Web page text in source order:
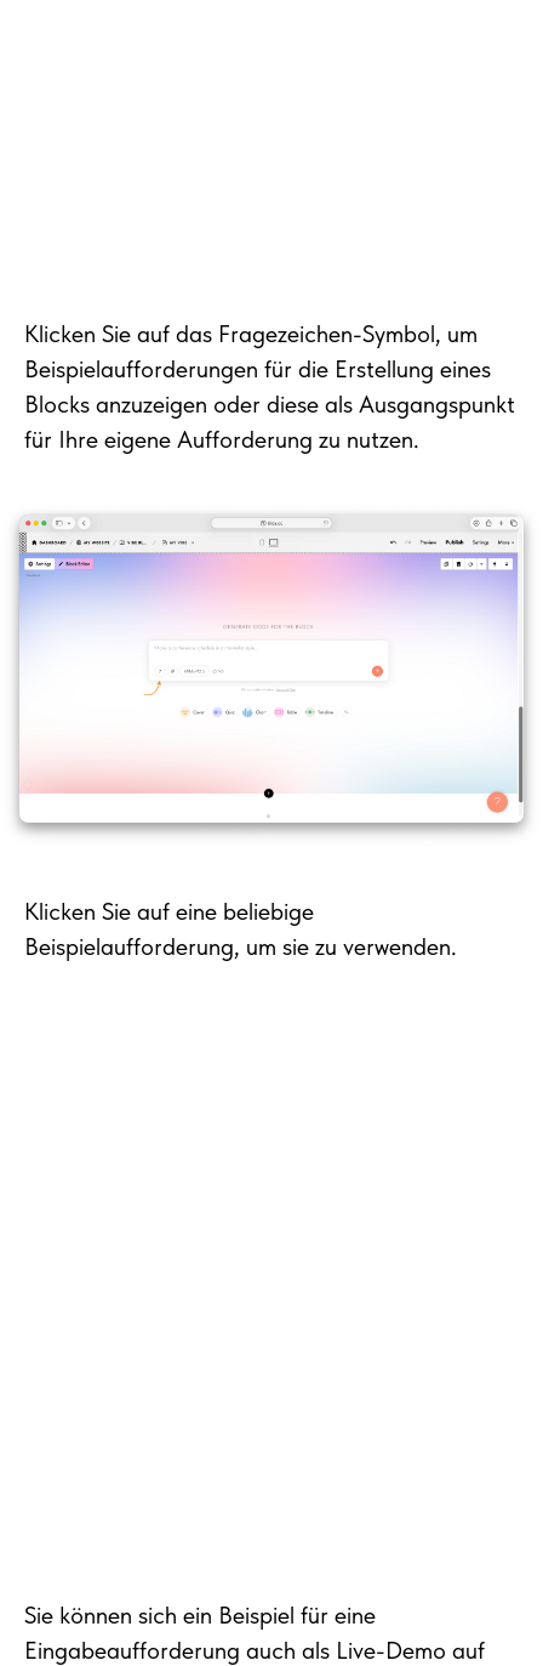
Klicken Sie auf das Fragezeichen-Symbol, um
Beispielaufforderungen für die Erstellung eines
Blocks anzuzeigen oder diese als Ausgangspunkt
für Ihre eigene Aufforderung zu nutzen.
Klicken Sie auf eine beliebige
Beispielaufforderung, um sie zu verwenden.
Sie können sich ein Beispiel für eine
Eingabeaufforderung auch als Live-Demo auf